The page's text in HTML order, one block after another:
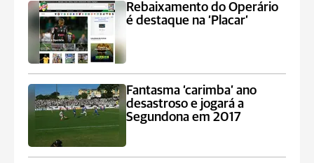
Rebaixamento do Operário
é destaque na ‘Placar’
Fantasma ‘carimba’ ano
desastroso e jogará a
Segundona em 2017